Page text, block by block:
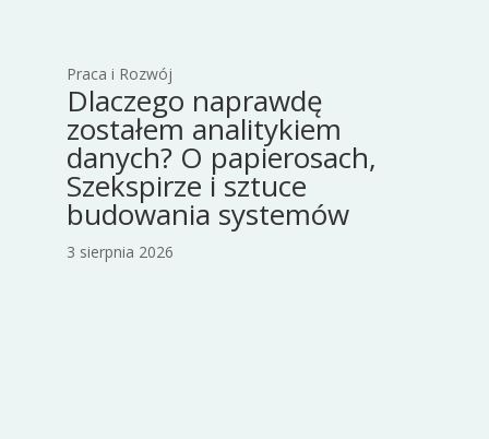
Praca i Rozwój
Dlaczego naprawdę
zostałem analitykiem
danych? O papierosach,
Szekspirze i sztuce
budowania systemów
3 sierpnia 2026